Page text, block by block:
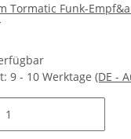
Tormatic Funk-
9 - 10 Werktage (DE -